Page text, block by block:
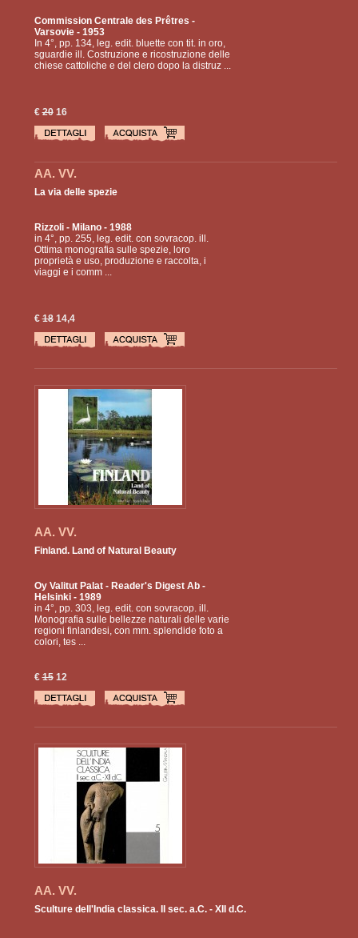
Commission Centrale des Prêtres -
Varsovie - 1953
In 4°, pp. 134, leg. edit. bluette con tit. in oro,
sguardie ill. Costruzione e ricostruzione delle
chiese cattoliche e del clero dopo la distruz ...
€2016
AA. VV.
La via delle spezie
Rizzoli- Milano - 1988
in 4°, pp. 255, leg. edit. con sovracop. ill.
Ottima monografia sulle spezie, loro
proprietà e uso, produzione e raccolta, i
viaggi e i comm ...
€1814,4
AA. VV.
Finland. Land of Natural Beauty
Oy Valitut Palat - Reader's Digest Ab-
Helsinki - 1989
in 4°, pp. 303, leg. edit. con sovracop. ill.
Monografia sulle bellezze naturali delle varie
regioni finlandesi, con mm. splendide foto a
colori, tes ...
€1512
AA. VV.
Sculture dell'India classica. II sec. a.C. - XII d.C.